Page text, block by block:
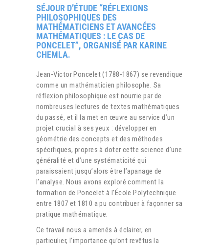
SÉJOUR D’ÉTUDE “RÉFLEXIONS
PHILOSOPHIQUES DES
MATHÉMATICIENS ET AVANCÉES
MATHÉMATIQUES : LE CAS DE
PONCELET”, ORGANISÉ PAR KARINE
CHEMLA.
Jean-Victor Poncelet (1788-1867) se revendique
comme un mathématicien philosophe. Sa
réflexion philosophique est nourrie par de
nombreuses lectures de textes mathématiques
du passé, et il la met en œuvre au service d’un
projet crucial à ses yeux : développer en
géométrie des concepts et des méthodes
spécifiques, propres à doter cette science d’une
généralité et d’une systématicité qui
paraissaient jusqu’alors être l’apanage de
l’analyse. Nous avons exploré comment la
formation de Poncelet à l’École Polytechnique
entre 1807 et 1810 a pu contribuer à façonner sa
pratique mathématique.
Ce travail nous a amenés à éclairer, en
particulier, l’importance qu’ont revêtus la